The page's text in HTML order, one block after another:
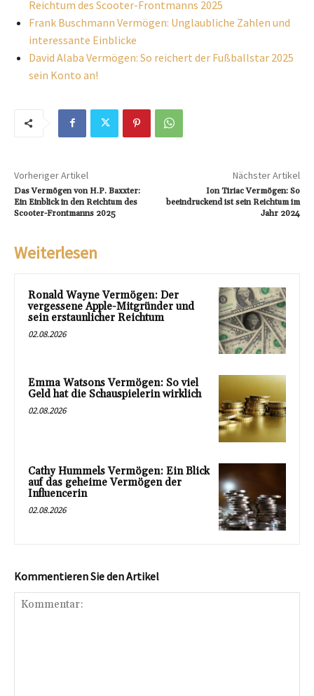
Reichtum des Scooter-Frontmanns 2025
Frank Buschmann Vermögen: Unglaubliche Zahlen und
interessante Einblicke
David Alaba Vermögen: So reichert der Fußballstar 2025
sein Konto an!
Vorheriger Artikel
Das Vermögen von H.P. Baxxter:
Ein Einblick in den Reichtum des
Scooter-Frontmanns 2025
Nächster Artikel
Ion Tiriac Vermögen: So
beeindruckend ist sein Reichtum im
Jahr 2024
Weiterlesen
Ronald Wayne Vermögen: Der
vergessene Apple-Mitgründer und
sein erstaunlicher Reichtum
02.08.2026
Emma Watsons Vermögen: So viel
Geld hat die Schauspielerin wirklich
02.08.2026
Cathy Hummels Vermögen: Ein Blick
auf das geheime Vermögen der
Influencerin
02.08.2026
Kommentieren Sie den Artikel